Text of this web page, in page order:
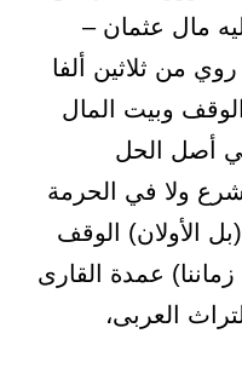
مال عثمان –
من ثلاثين ألفا
وبيت المال
أصل الحل
ولا في الحرمة
الأولان) الوقف
عمدة القاری
احیاء التراث العربی،